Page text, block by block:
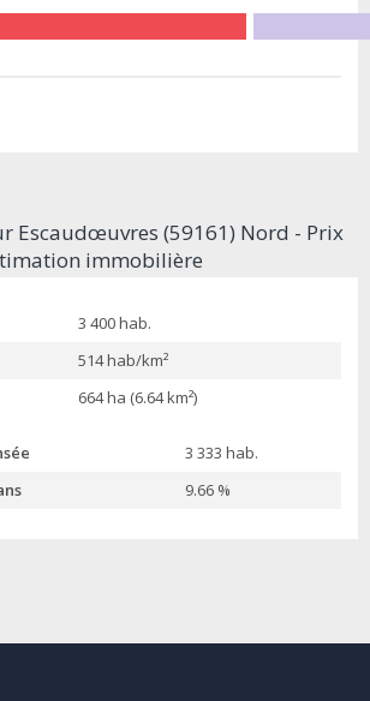
Escaudœuvres (59161) Nord - Prix
immobilière
3 400 hab.
514 hab/km²
664 ha (6.64 km²)
3 333 hab.
9.66 %